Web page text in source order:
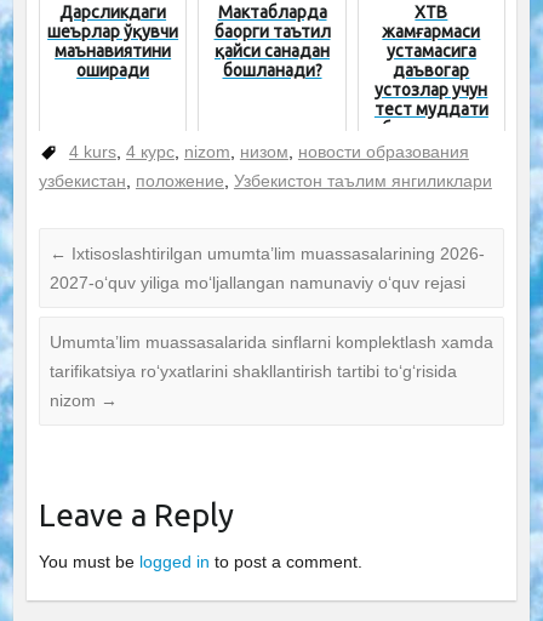
Дарсликдаги
шеърлар ўқувчи
маънавиятини
оширади
Мактабларда
баҳорги таътил
қайси санадан
бошланади?
ХТВ
жамғармаси
устамасига
даъвогар
устозлар учун
тест муддати
белгиланди
4 kurs, 4 курс, nizom низом
новости образования
узбекистан
положение Узбекистон таълим янгиликлари
← Ixtisoslashtirilgan umumta’lim muassasalarining 2026-
2027-o‘quv yiliga mo‘ljallangan namunaviy o‘quv rejasi
Umumta’lim muassasalarida sinflarni komplektlash xamda
tarifikatsiya ro‘yxatlarini shakllantirish tartibi to‘g‘risida
nizom →
Leave a Reply
You must be logged in to post a comment.